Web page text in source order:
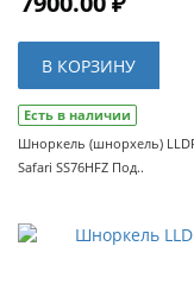
В КОРЗИНУ
Есть в наличии
Шноркель (шнорхель)
Safari SS76HFZ Под..